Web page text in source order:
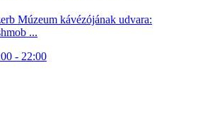
Múzeum kávézójának udvara:
...
- 22:00